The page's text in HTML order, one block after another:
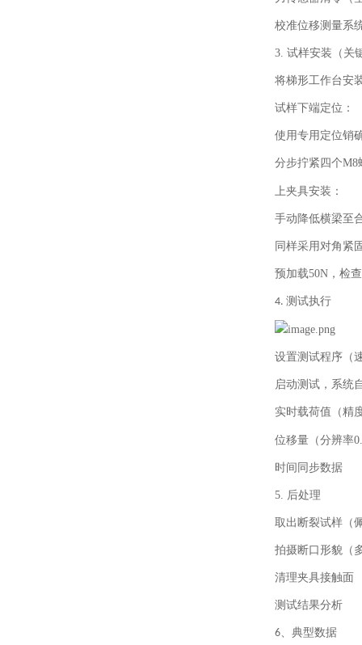
校准位移测量系
3. 试样安装（关
将梯形工作台安
试样下端定位：
使用专用定位销
分步拧紧四个M8
上夹具安装：
手动降低横梁至
同样采用对角紧
预加载50N，检
4. 测试执行
设置测试程序（
启动测试，系统
实时载荷值（精
位移量（分辨率
时间同步数据
5. 后处理
取出断裂试样（
拍摄断口形貌（
清理夹具接触面
测试结果分析
6、 典型数据